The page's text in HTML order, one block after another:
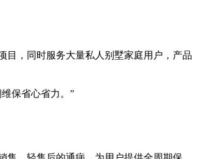
目，同时服务大量私人别墅家庭用户，产品
保省心省力。”